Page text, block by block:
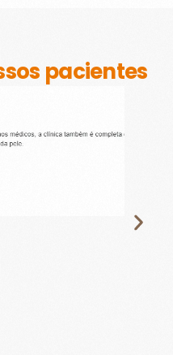
pacientes